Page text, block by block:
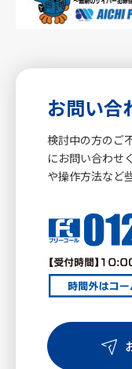
お問い合
検討中の方のご
にお問い合わせ
や操作方法など